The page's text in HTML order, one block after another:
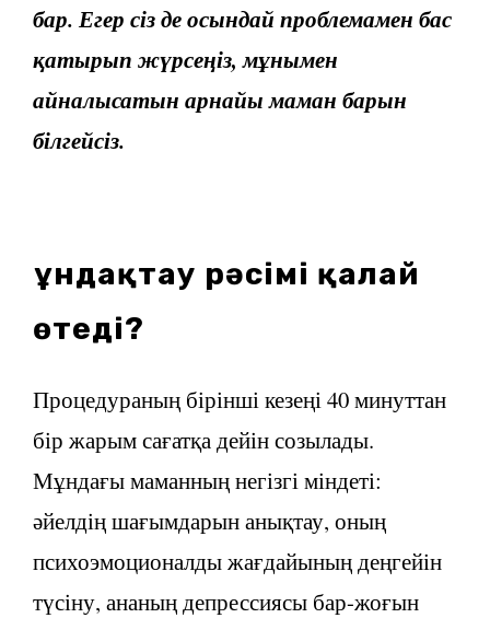
бар. Егер сіз де осындай проблемамен бас
қатырып жүрсеңіз, мұнымен
айналысатын арнайы маман барын
білгейсіз.
Құндақтау рәсімі қалай
өтеді?
Процедураның бірінші кезеңі 40 минуттан
бір жарым сағатқа дейін созылады.
Мұндағы маманның негізгі міндеті:
әйелдің шағымдарын анықтау, оның
психоэмоционалды жағдайының деңгейін
түсіну, ананың депрессиясы бар-жоғын